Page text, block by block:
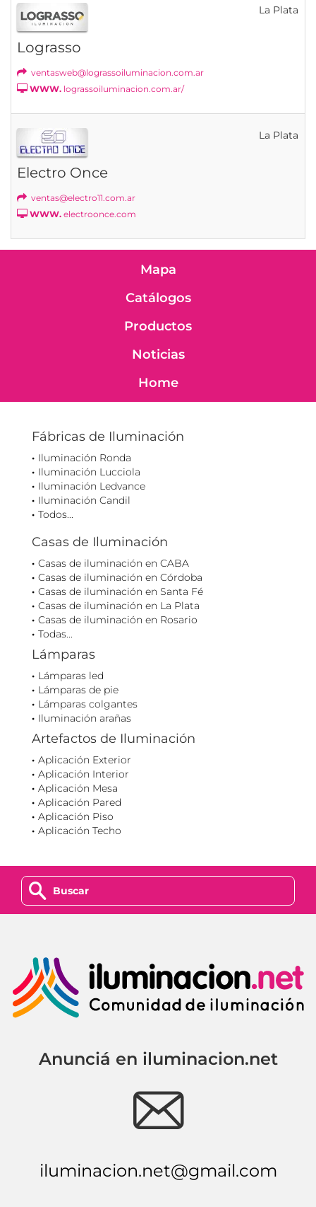
Lograsso
ventasweb@lograssoiluminacion.com.ar
WWW. lograssoiluminacion.com.ar/
La Plata
Electro Once
ventas@electro11.com.ar
WWW. electroonce.com
La Plata
Mapa
Catálogos
Productos
Noticias
Home
Fábricas de Iluminación
Iluminación Ronda
Iluminación Lucciola
Iluminación Ledvance
Iluminación Candil
Todos...
Casas de Iluminación
Casas de iluminación en CABA
Casas de iluminación en Córdoba
Casas de iluminación en Santa Fé
Casas de iluminación en La Plata
Casas de iluminación en Rosario
Todas...
Lámparas
Lámparas led
Lámparas de pie
Lámparas colgantes
Iluminación arañas
Artefactos de Iluminación
Aplicación Exterior
Aplicación Interior
Aplicación Mesa
Aplicación Pared
Aplicación Piso
Aplicación Techo
z
Anunciá en iluminacion.net
e
iluminacion.net@gmail.com